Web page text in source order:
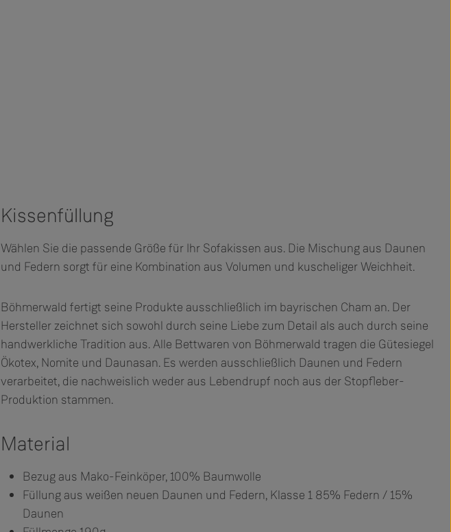
Kissenfüllung
Wählen Sie die passende Größe für Ihr Sofakissen aus. Die Mischung aus Daunen
und Federn sorgt für eine Kombination aus Volumen und kuscheliger Weichheit.
Böhmerwald fertigt seine Produkte ausschließlich im bayrischen Cham an. Der
Hersteller zeichnet sich sowohl durch seine Liebe zum Detail als auch durch seine
handwerkliche Tradition aus. Alle Bettwaren von Böhmerwald tragen die Gütesiegel
Ökotex, Nomite und Daunasan. Es werden ausschließlich Daunen und Federn
verarbeitet, die nachweislich weder aus Lebendrupf noch aus der Stopfleber-
Produktion stammen.
Material
Bezug aus Mako-Feinköper, 100% Baumwolle
Füllung aus weißen neuen Daunen und Federn, Klasse 1 85% Federn / 15%
Daunen